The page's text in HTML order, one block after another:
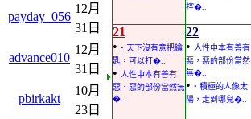
payday_056
12月
31日
advance010
12月
31日
pbirkakt
10月
23日
控�..
21
• • 天下沒有意把鑰
匙，可以打�..
• 人性中本有善有
惡，惡的部份當然無
�..
22
• 人性中本有善有
惡，惡的部份當然
無�..
• • 積極的人像太
陽，走到哪兒�..